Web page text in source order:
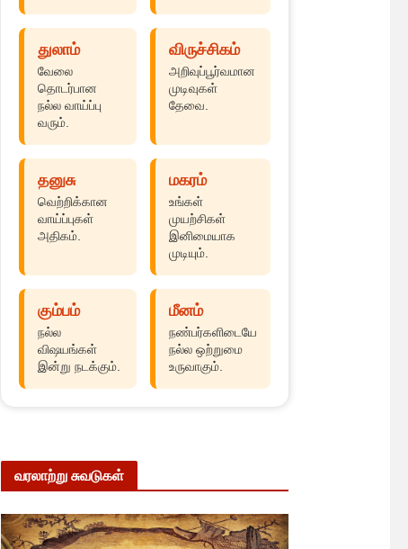
துலாம்
வேலை
தொடர்பான
நல்ல வாய்ப்பு
வரும்.
விருச்சிகம்
அறிவுப்பூர்வமான
முடிவுகள்
தேவை.
தனுசு
வெற்றிக்கான
வாய்ப்புகள்
அதிகம்.
மகரம்
உங்கள்
முயற்சிகள்
இனிமையாக
முடியும்.
கும்பம்
நல்ல
விஷயங்கள்
இன்று நடக்கும்.
மீனம்
நண்பர்களிடையே
நல்ல ஒற்றுமை
உருவாகும்.
வரலாற்று சுவடுகள்